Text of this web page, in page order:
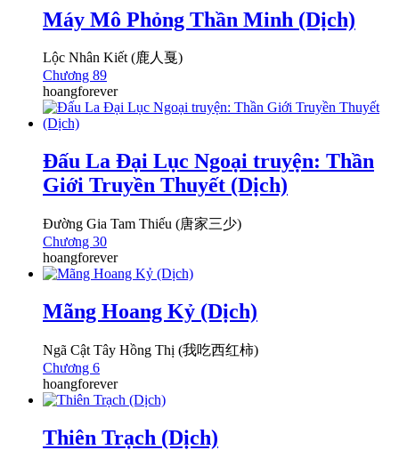
Máy Mô Phỏng Thần Minh (Dịch)
Lộc Nhân Kiết (鹿人戛)
Chương 89
hoangforever
Đấu La Đại Lục Ngoại truyện: Thần
Giới Truyền Thuyết (Dịch)
Đường Gia Tam Thiếu (唐家三少)
Chương 30
hoangforever
Mãng Hoang Kỷ (Dịch)
Ngã Cật Tây Hồng Thị (我吃西红柿)
Chương 6
hoangforever
Thiên Trạch (Dịch)